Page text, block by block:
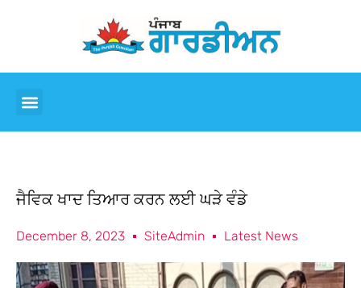
ਜੈਵਿਕ ਖਾਦ ਤਿਆਰ ਕਰਨ ਲਈ ਘੜੇ ਵੰਡੇ
December 8, 2023 SiteAdmin Latest News